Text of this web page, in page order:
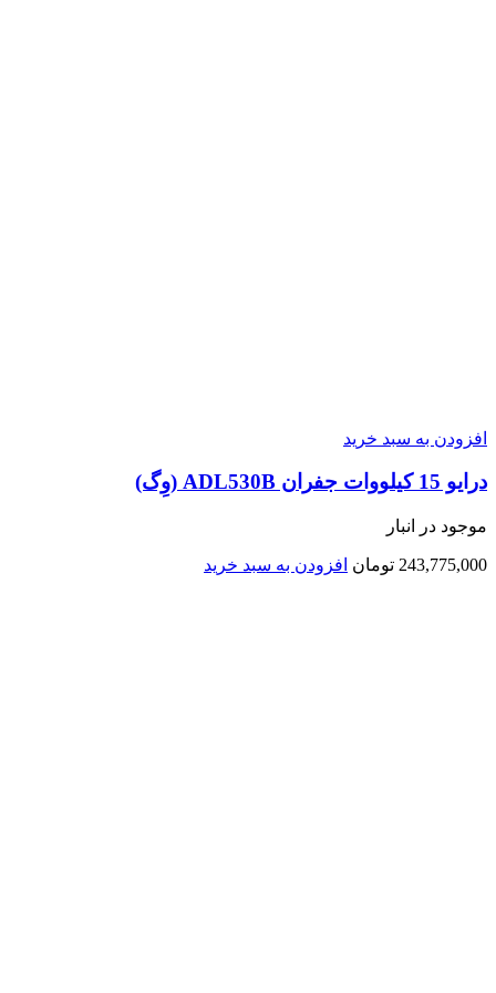
افزودن به سبد خرید
درایو 15 کیلووات جفران ADL530B (وِگ)
موجود در انبار
243,775,000 تومان افزودن به سبد خرید